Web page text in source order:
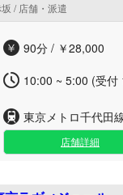
/ 店舗・派遣
90分 / ￥28,000
10:00 ~ 5:00 (受付
東京メトロ千代
店舗詳細